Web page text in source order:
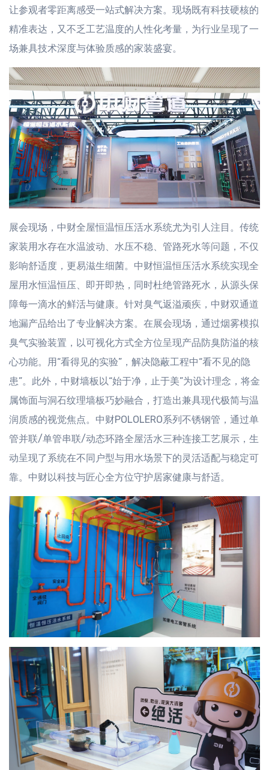
让参观者零距离感受一站式解决方案。现场既有科技硬核的
精准表达，又不乏工艺温度的人性化考量，为行业呈现了一
场兼具技术深度与体验质感的家装盛宴。
展会现场，中财全屋恒温恒压活水系统尤为引人注目。传统
家装用水存在水温波动、水压不稳、管路死水等问题，不仅
影响舒适度，更易滋生细菌。中财恒温恒压活水系统实现全
屋用水恒温恒压、即开即热，同时杜绝管路死水，从源头保
障每一滴水的鲜活与健康。针对臭气返溢顽疾，中财双通道
地漏产品给出了专业解决方案。在展会现场，通过烟雾模拟
臭气实验装置，以可视化方式全方位呈现产品防臭防溢的核
心功能。用“看得见的实验”，解决隐蔽工程中“看不见的隐
患”。此外，中财墙板以“始于净，止于美”为设计理念，将金
属饰面与洞石纹理墙板巧妙融合，打造出兼具现代极简与温
润质感的视觉焦点。中财POLOLERO系列不锈钢管，通过单
管并联/单管串联/动态环路全屋活水三种连接工艺展示，生
动呈现了系统在不同户型与用水场景下的灵活适配与稳定可
靠。中财以科技与匠心全方位守护居家健康与舒适。